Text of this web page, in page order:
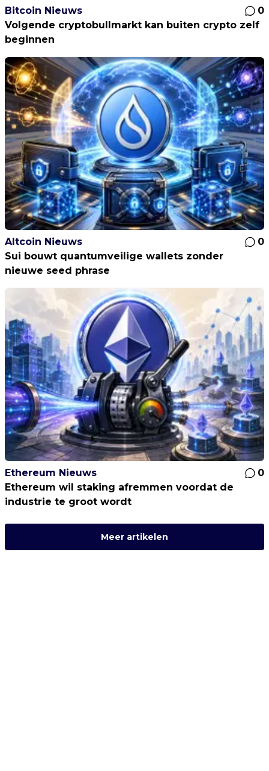
Bitcoin Nieuws
0
Volgende cryptobullmarkt kan buiten crypto zelf
beginnen
Altcoin Nieuws
0
Sui bouwt quantumveilige wallets zonder
nieuwe seed phrase
Ethereum Nieuws
0
Ethereum wil staking afremmen voordat de
industrie te groot wordt
Meer artikelen